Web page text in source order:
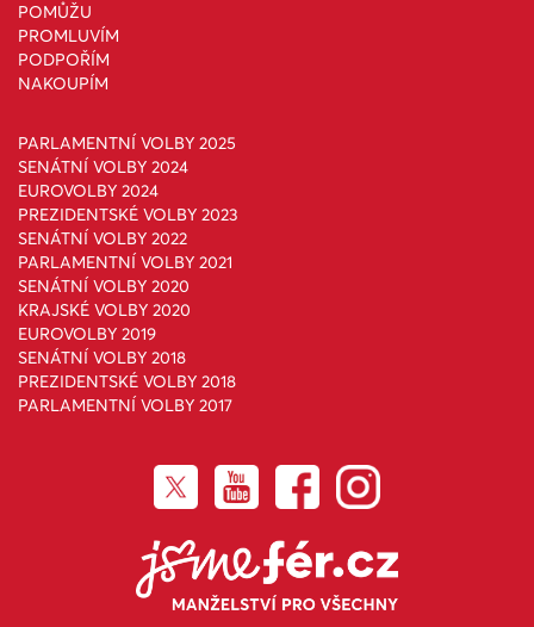
POMŮŽU
PROMLUVÍM
PODPOŘÍM
NAKOUPÍM
PARLAMENTNÍ VOLBY 2025
SENÁTNÍ VOLBY 2024
EUROVOLBY 2024
PREZIDENTSKÉ VOLBY 2023
SENÁTNÍ VOLBY 2022
PARLAMENTNÍ VOLBY 2021
SENÁTNÍ VOLBY 2020
KRAJSKÉ VOLBY 2020
EUROVOLBY 2019
SENÁTNÍ VOLBY 2018
PREZIDENTSKÉ VOLBY 2018
PARLAMENTNÍ VOLBY 2017